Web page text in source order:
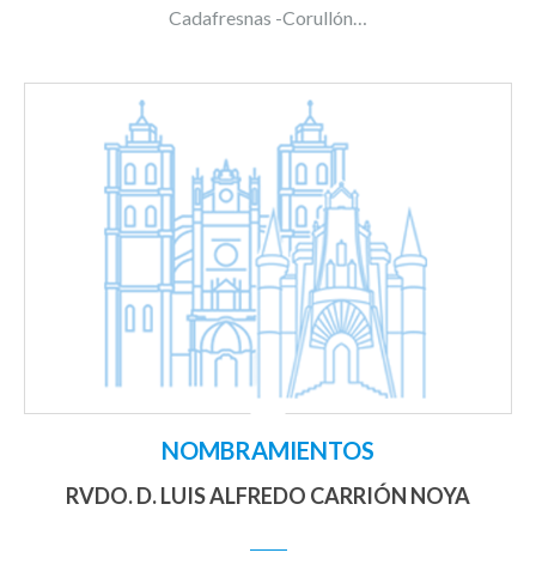
Cadafresnas -Corullón…
NOMBRAMIENTOS
RVDO. D. LUIS ALFREDO CARRIÓN NOYA